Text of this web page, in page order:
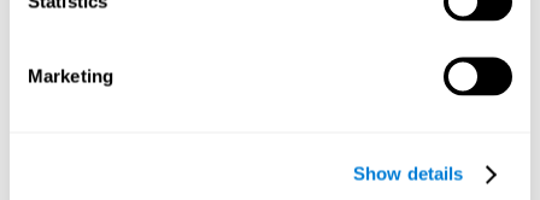
Marketing
Show details